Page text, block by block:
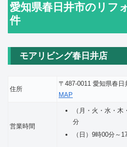
愛知県春日井市のリフ
件
モアリビング春日井店
住所
〒487-0011 愛知県春
MAP
営業時間
（月・火・水・
分
（日）9時00分～